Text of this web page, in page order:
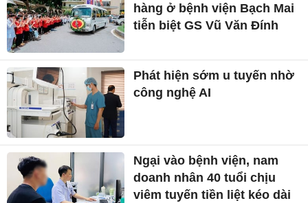
hàng ở bệnh viện Bạch Mai
tiễn biệt GS Vũ Văn Đính
Phát hiện sớm u tuyến nhờ
công nghệ AI
Ngại vào bệnh viện, nam
doanh nhân 40 tuổi chịu
viêm tuyến tiền liệt kéo dài